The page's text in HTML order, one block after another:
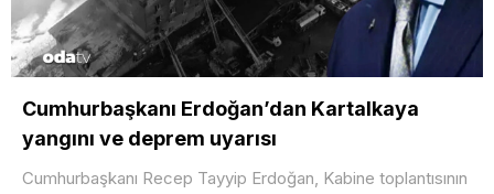
Cumhurbaşkanı Erdoğan’dan Kartalkaya
yangını ve deprem uyarısı
Cumhurbaşkanı Recep Tayyip Erdoğan, Kabine toplantısının